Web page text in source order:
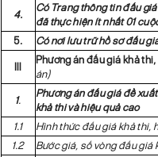
4.
Có Trang thông tin đấu
đã thực hiện ít nhất 01
5. Có nơi lưu trữ hồ sơ đấu
Ill
Phương án đấu giá khả
án)
1.
Phương án đấu giá đề
khả thi và hiệu quả cao
1.1 Hình thức đấu giá khả thi,
1.2
Bước giá, số vòng đấu giá